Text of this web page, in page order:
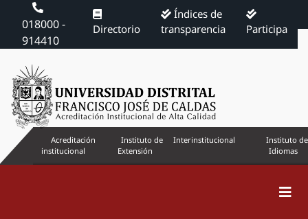
018000 -
914410
Directorio
Índices de
transparencia
Participa
Acreditación
institucional
Instituto de
Extensión
Interinstitucional
Instituto de
Idiomas